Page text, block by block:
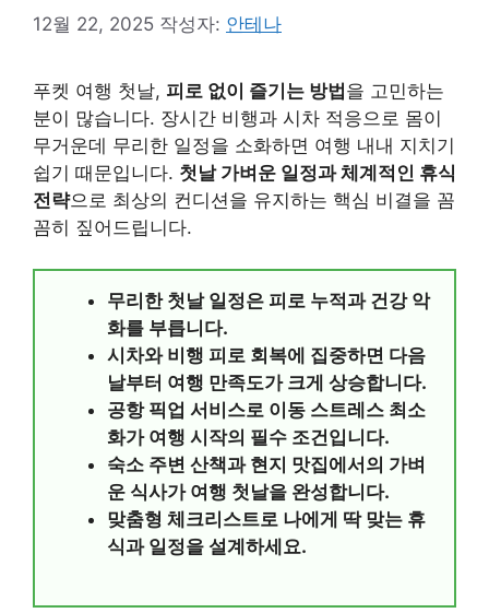
12월 22, 2025 작성자: 안테나
푸켓 여행 첫날, 피로 없이 즐기는 방법을 고민하는
분이 많습니다. 장시간 비행과 시차 적응으로 몸이
무거운데 무리한 일정을 소화하면 여행 내내 지치기
쉽기 때문입니다. 첫날 가벼운 일정과 체계적인 휴식
전략으로 최상의 컨디션을 유지하는 핵심 비결을 꼼
꼼히 짚어드립니다.
무리한 첫날 일정은 피로 누적과 건강 악
화를 부릅니다.
시차와 비행 피로 회복에 집중하면 다음
날부터 여행 만족도가 크게 상승합니다.
공항 픽업 서비스로 이동 스트레스 최소
화가 여행 시작의 필수 조건입니다.
숙소 주변 산책과 현지 맛집에서의 가벼
운 식사가 여행 첫날을 완성합니다.
맞춤형 체크리스트로 나에게 딱 맞는 휴
식과 일정을 설계하세요.